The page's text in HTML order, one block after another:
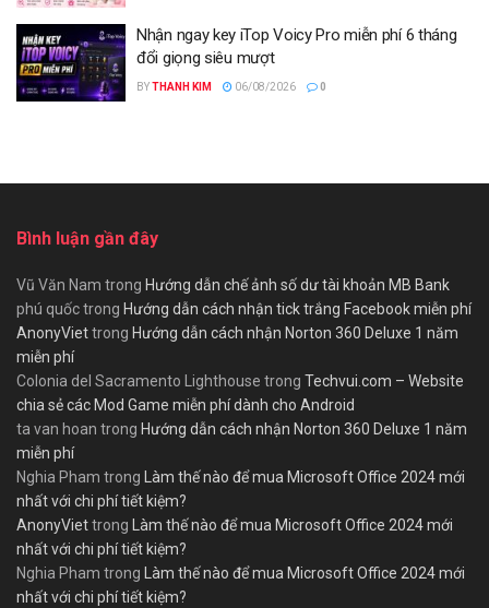
Nhận ngay key iTop Voicy Pro miễn phí 6 tháng
đổi giọng siêu mượt
BYTHANH KIM 06/08/2026 0
Bình luận gần đây
Vũ Văn Nam trong Hướng dẫn chế ảnh số dư tài khoản MB Bank
phú quốctrong Hướng dẫn cách nhận tick trắng Facebook miễn phí
AnonyViettrong Hướng dẫn cách nhận Norton 360 Deluxe 1 năm
miễn phí
Colonia del Sacramento Lighthouse trong Techvui.com – Website
chia sẻ các Mod Game miễn phí dành cho Android
ta van hoan trong Hướng dẫn cách nhận Norton 360 Deluxe 1 năm
miễn phí
Nghia Pham trong Làm thế nào để mua Microsoft Office 2024 mới
nhất với chi phí tiết kiệm?
AnonyViettrong Làm thế nào để mua Microsoft Office 2024 mới
nhất với chi phí tiết kiệm?
Nghia Pham trong Làm thế nào để mua Microsoft Office 2024 mới
nhất với chi phí tiết kiệm?